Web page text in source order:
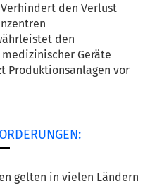
Verhindert den Verlust
den
Geräte
Produktionsanlagen vor
gelten in vielen Ländern